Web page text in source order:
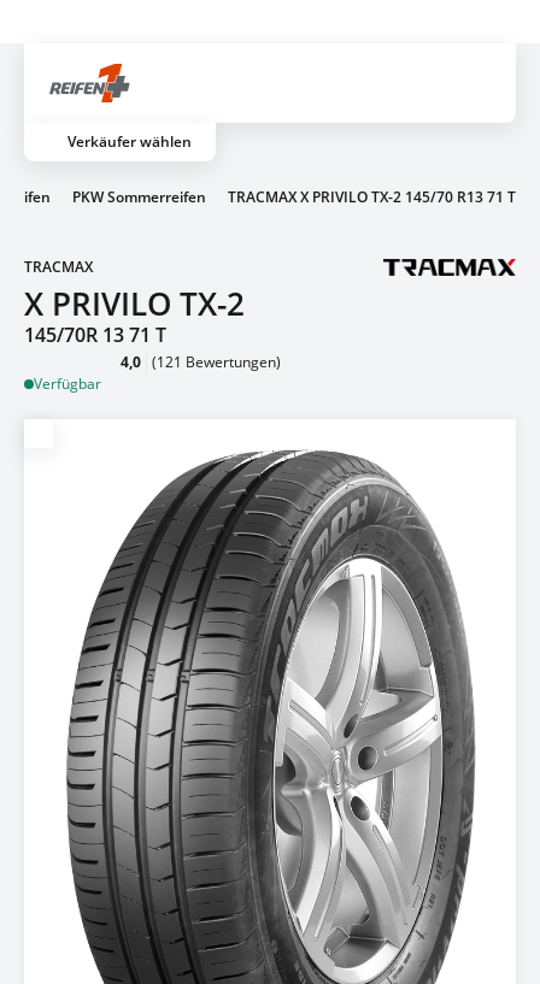
Verkäufer wählen
Reifen PKW Sommerreifen TRACMAX X PRIVILO TX-2 145/70 R13 71 T
TRACMAX
X PRIVILO TX-2
145/70R 13 71 T
4,0 (121 Bewertungen)
Verfügbar